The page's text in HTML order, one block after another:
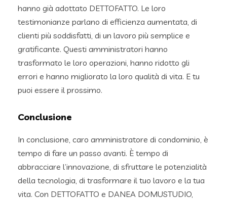
hanno già adottato DETTOFATTO. Le loro
testimonianze parlano di efficienza aumentata, di
clienti più soddisfatti, di un lavoro più semplice e
gratificante. Questi amministratori hanno
trasformato le loro operazioni, hanno ridotto gli
errori e hanno migliorato la loro qualità di vita. E tu
puoi essere il prossimo.
Conclusione
In conclusione, caro amministratore di condominio, è
tempo di fare un passo avanti. È tempo di
abbracciare l’innovazione, di sfruttare le potenzialità
della tecnologia, di trasformare il tuo lavoro e la tua
vita. Con DETTOFATTO e DANEA DOMUSTUDIO,